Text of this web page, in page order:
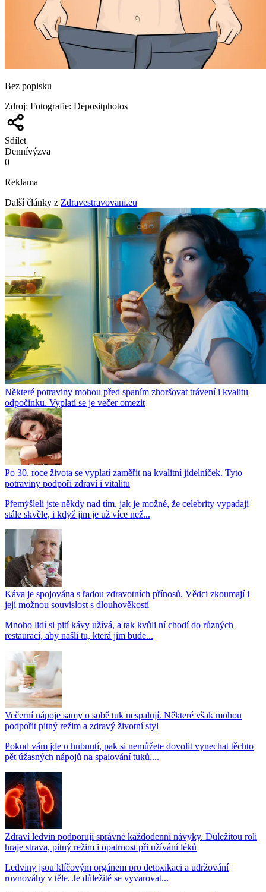
Bez popisku
Zdroj: Fotografie: Depositphotos
Sdílet
Dennívýzva
0
Reklama
Další články z Zdravestravovani.eu
Některé potraviny mohou před spaním zhoršovat trávení i kvalitu
odpočinku. Vyplatí se je večer omezit
Po 30. roce života se vyplatí zaměřit na kvalitní jídelníček. Tyto
potraviny podpoří zdraví i vitalitu
Přemýšleli jste někdy nad tím, jak je možné, že celebrity vypadají
stále skvěle, i když jim je už více než...
Káva je spojována s řadou zdravotních přínosů. Vědci zkoumají i
její možnou souvislost s dlouhověkostí
Mnoho lidí si pití kávy užívá, a tak kvůli ní chodí do různých
restaurací, aby našli tu, která jim bude...
Večerní nápoje samy o sobě tuk nespalují. Některé však mohou
podpořit pitný režim a zdravý životní styl
Pokud vám jde o hubnutí, pak si nemůžete dovolit vynechat těchto
pět úžasných nápojů na spalování tuků,...
Zdraví ledvin podporují správné každodenní návyky. Důležitou roli
hraje strava, pitný režim i opatrnost při užívání léků
Ledviny jsou klíčovým orgánem pro detoxikaci a udržování
rovnováhy v těle. Je důležité se vyvarovat...